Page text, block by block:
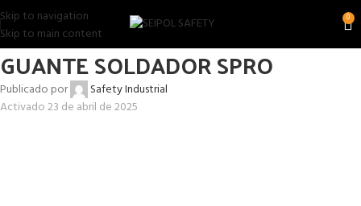
Skip to navigation
Skip to main content
0
GUANTE SOLDADOR SPRO
Publicado por
Safety Industrial
Activado 23 de abril de 2025